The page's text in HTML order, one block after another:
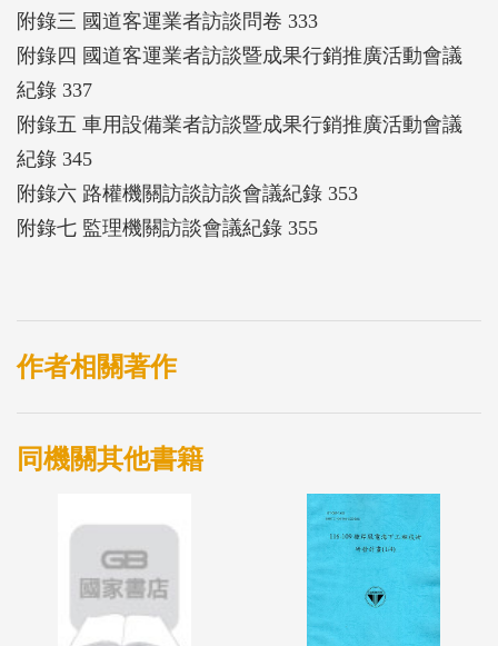
附錄三 國道客運業者訪談問卷 333
附錄四 國道客運業者訪談暨成果行銷推廣活動會議
紀錄 337
附錄五 車用設備業者訪談暨成果行銷推廣活動會議
紀錄 345
附錄六 路權機關訪談訪談會議紀錄 353
附錄七 監理機關訪談會議紀錄 355
作者相關著作
同機關其他書籍